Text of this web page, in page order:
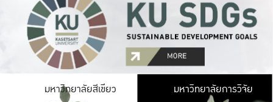
มหาวิทยาลัยสีเขียว มหาวิ
มหาวิทยาลัยการวิจัย